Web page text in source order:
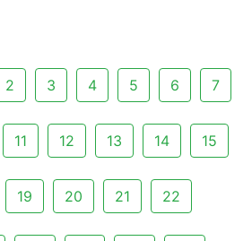
2 3 4 5 6 7
11 12 13 14 15
19 20 21 22